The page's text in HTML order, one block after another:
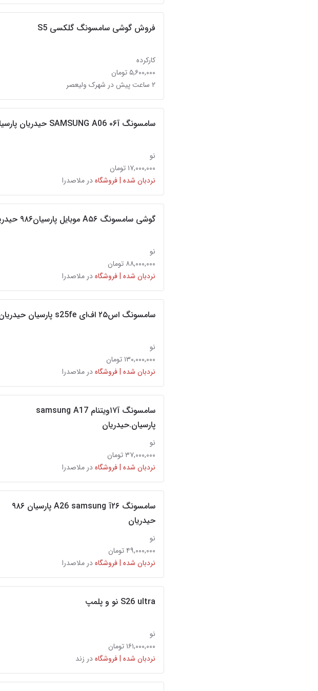
فروش گوشی سامسونگ گلکسی S5
کارکرده
۵,۶۰۰,۰۰۰ تومان
۲ ساعت پیش در شهرک ولیعصر
سامسونگ آ۰۶ SAMSUNG A06 حیدریان پارسیان
نو
۱۷,۰۰۰,۰۰۰ تومان
نردبان شده | فروشگاهدر ملاصدرا
گوشی سامسونگ A۵۶ موبایل پارسیان۹۸۶ حیدریان
نو
۸۸,۰۰۰,۰۰۰ تومان
نردبان شده | فروشگاهدر ملاصدرا
سامسونگ اس۲۵ اف‌ای s25fe پارسیان حیدریان
نو
۱۳۰,۰۰۰,۰۰۰ تومان
نردبان شده | فروشگاهدر ملاصدرا
سامسونگ آ۱۷ویتنام samsung A17
پارسیان.حیدریان
نو
۳۷,۰۰۰,۰۰۰ تومان
نردبان شده | فروشگاهدر ملاصدرا
سامسونگ ۲۶آ A26 samsung پارسیان ۹۸۶
حیدریان
نو
۴۹,۰۰۰,۰۰۰ تومان
نردبان شده | فروشگاهدر ملاصدرا
S26 ultra نو و پلمپ
نو
۱۶۱,۰۰۰,۰۰۰ تومان
نردبان شده | فروشگاهدر زند